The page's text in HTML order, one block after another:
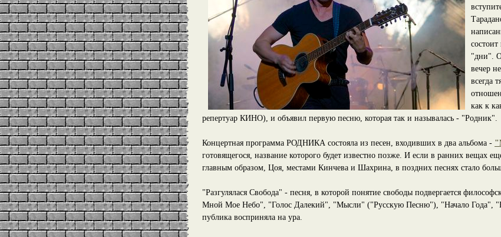
"дни".
вечер
всегда
как к
репертуар КИНО), и объявил первую песню, которая так и называлась - "Родник".
Концертная программа РОДНИКА состояла из песен, входивших в два альбома -
готовящегося, название которого будет известно позже. И если в ранних вещах
главным образом, Цоя, местами Кинчева и Шахрина, в поздних песнях стало
"Разгулялася Свобода" - песня, в которой понятие свободы подвергается
Мной Мое Небо", "Голос Далекий", "Мысли" ("Русскую Песню"), "Начало Года",
публика восприняла на ура.